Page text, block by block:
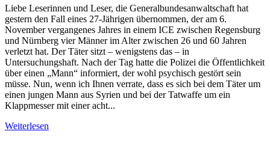
Liebe Leserinnen und Leser, die Generalbundesanwaltschaft hat
gestern den Fall eines 27-Jährigen übernommen, der am 6.
November vergangenes Jahres in einem ICE zwischen Regensburg
und Nürnberg vier Männer im Alter zwischen 26 und 60 Jahren
verletzt hat. Der Täter sitzt – wenigstens das – in
Untersuchungshaft. Nach der Tag hatte die Polizei die Öffentlichkeit
über einen „Mann“ informiert, der wohl psychisch gestört sein
müsse. Nun, wenn ich Ihnen verrate, dass es sich bei dem Täter um
einen jungen Mann aus Syrien und bei der Tatwaffe um ein
Klappmesser mit einer acht...
Weiterlesen